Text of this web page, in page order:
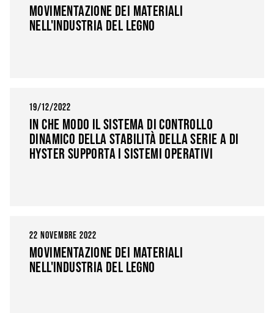
MOVIMENTAZIONE DEI MATERIALI
NELL'INDUSTRIA DEL LEGNO
19/12/2022
IN CHE MODO IL SISTEMA DI CONTROLLO
DINAMICO DELLA STABILITÀ DELLA SERIE A DI
HYSTER SUPPORTA I SISTEMI OPERATIVI
22 NOVEMBRE 2022
MOVIMENTAZIONE DEI MATERIALI
NELL'INDUSTRIA DEL LEGNO